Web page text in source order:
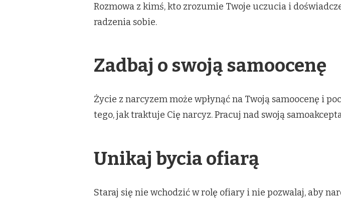
Rozmowa z kimś, kto zrozumie Twoje uczucia i
radzenia sobie.
Zadbaj o swoją samoocenę
Życie z narcyzem może wpłynąć na Twoją samoocenę i
tego, jak traktuje Cię narcyz. Pracuj nad swoją
Unikaj bycia ofiarą
Staraj się nie wchodzić w rolę ofiary i nie pozwalaj, aby